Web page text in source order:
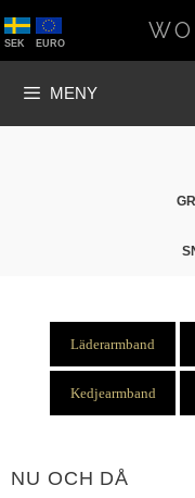
till
innehåll
SEK EURO
MENY
Läderarmband
Kedjearmband
NU OCH DÅ